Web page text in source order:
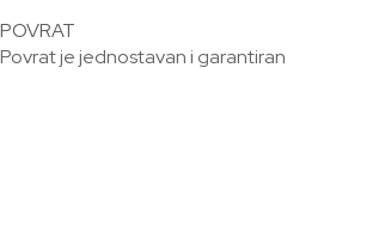
POVRAT
Povrat je jednostavan i garantiran